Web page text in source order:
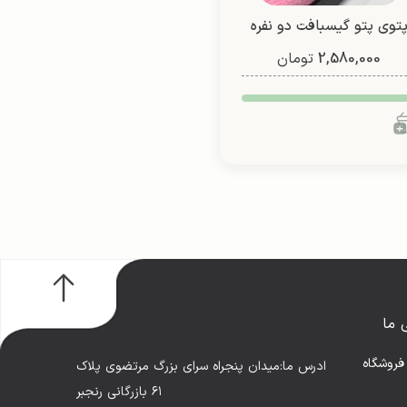
پتوی پتو گیسبافت دو نفره
(طرح 4)
2,580,000 تومان
ما
ادرس ما:میدان پنجراه سرای بزرگ مرتضوی پلاک
۶۱ بازرگانی رنجبر